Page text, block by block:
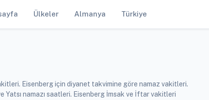
Ülkeler Almanya Türkiye
Eisenberg için diyanet takvimine göre namaz vakitleri.
Yatsı namazı saatleri. Eisenberg İmsak ve İftar vakitleri